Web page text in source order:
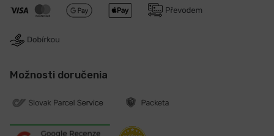
Možnosti doručenia